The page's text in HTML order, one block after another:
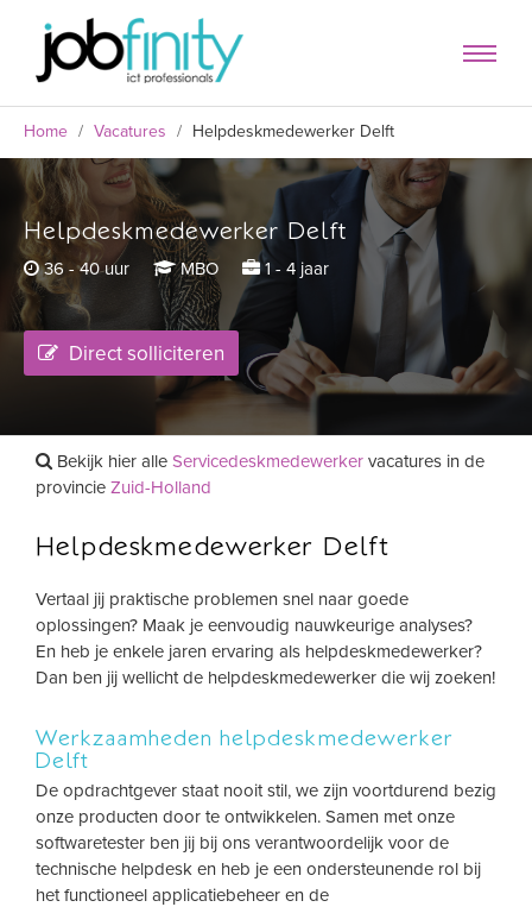
Home / Vacatures / Helpdeskmedewerker Delft
formulier
Helpdeskmedewerker Delft
36 - 40 uur MBO 1 - 4 jaar
Direct solliciteren
Bekijk hier alle Servicedeskmedewerker vacatures in de
provincie Zuid-Holland
Helpdeskmedewerker Delft
Vertaal jij praktische problemen snel naar goede
oplossingen? Maak je eenvoudig nauwkeurige analyses?
En heb je enkele jaren ervaring als helpdeskmedewerker?
Dan ben jij wellicht de helpdeskmedewerker die wij zoeken!
Werkzaamheden helpdeskmedewerker
Delft
De opdrachtgever staat nooit stil, we zijn voortdurend bezig
onze producten door te ontwikkelen. Samen met onze
softwaretester ben jij bij ons verantwoordelijk voor de
technische helpdesk en heb je een ondersteunende rol bij
het functioneel applicatiebeheer en de